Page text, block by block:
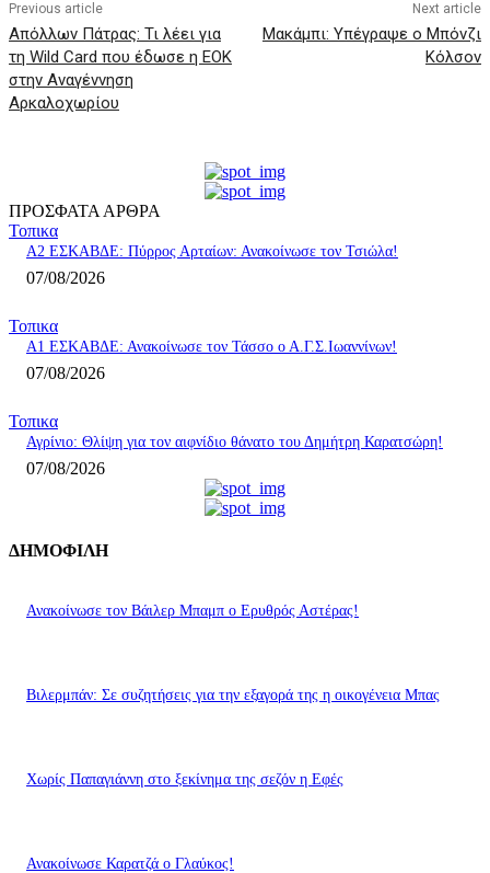
Previous article
Απόλλων Πάτρας: Τι λέει για
τη Wild Card που έδωσε η ΕΟΚ
στην Αναγέννηση
Αρκαλοχωρίου
Next article
Μακάμπι: Υπέγραψε ο Μπόνζι
Κόλσον
ΠΡΟΣΦΑΤΑ ΑΡΘΡΑ
Τοπικα
A2 ΕΣΚΑΒΔΕ: Πύρρος Αρταίων: Ανακοίνωσε τον Τσιώλα!
07/08/2026
Τοπικα
Α1 ΕΣΚΑΒΔΕ: Ανακοίνωσε τον Τάσσο ο Α.Γ.Σ.Ιωαννίνων!
07/08/2026
Τοπικα
Αγρίνιο: Θλίψη για τον αιφνίδιο θάνατο του Δημήτρη Καρατσώρη!
07/08/2026
ΔΗΜΟΦΙΛΗ
Ανακοίνωσε τον Βάιλερ Μπαμπ ο Ερυθρός Αστέρας!
Βιλερμπάν: Σε συζητήσεις για την εξαγορά της η οικογένεια Μπας
Χωρίς Παπαγιάννη στο ξεκίνημα της σεζόν η Εφές
Ανακοίνωσε Καρατζά ο Γλαύκος!